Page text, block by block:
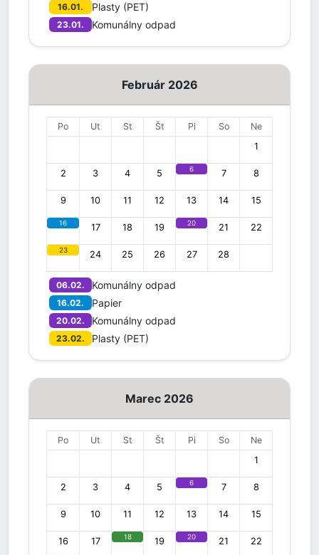
16.01. Plasty (PET)
23.01. Komunálny odpad
Február 2026
Po Ut St Št Pi So
Ne
1
2 3 4 5 6 7 8
9 10 11 12 13 14 15
16 17 18 19 20 21 22
23 24 25 26 27 28
06.02. Komunálny odpad
16.02. Papier
20.02. Komunálny odpad
23.02. Plasty (PET)
Marec 2026
Po Ut St Št Pi So
Ne
1
2 3 4 5 6 7 8
9 10 11 12 13 14 15
16 17 18 19 20 21 22